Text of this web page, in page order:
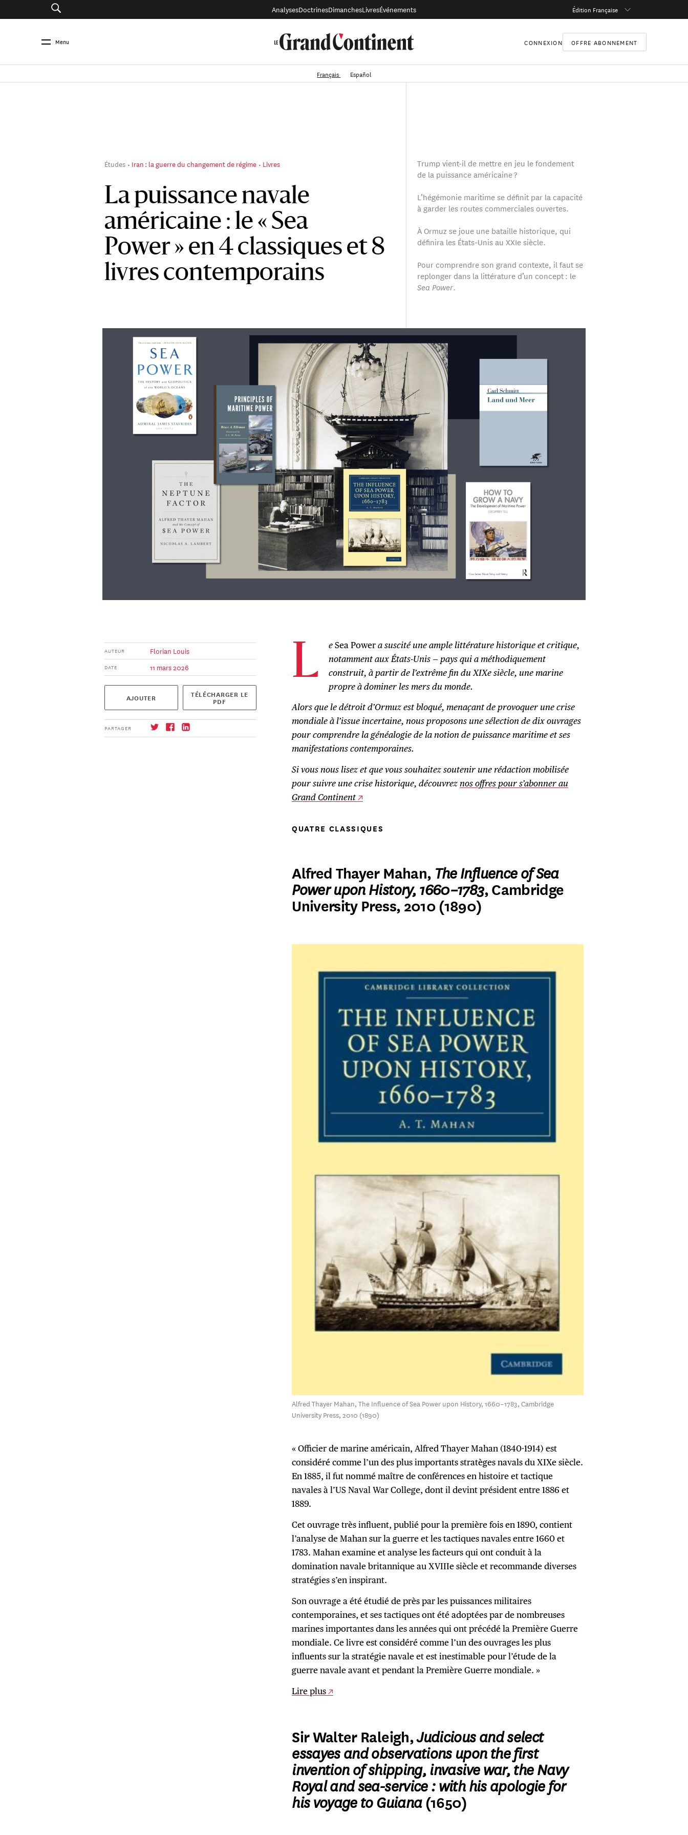
AnalysesDoctrinesDimanchesLivresÉvénements Édition Française
Menu CONNEXION OFFRE ABONNEMENT
Français Español
La puissance navale
américaine : le « Sea
Power » en 4 classiques et 8
livres contemporains
Études Iran : la guerre du changement de régime Livres
Trump vient-il de mettre en jeu le fondement
de la puissance américaine ?
L’hégémonie maritime se définit par la capacité
à garder les routes commerciales ouvertes.
À Ormuz se joue une bataille historique, qui
définira les États-Unis au XXIe siècle.
Pour comprendre son grand contexte, il faut se
replonger dans la littérature d’un concept : le
Sea Power.
AUTEUR Florian Louis
DATE 11 mars 2026
AJOUTER TÉLÉCHARGER LE
PDF
PARTAGER
L eSea Powera suscité une ample littérature historique et critique,
notamment aux États-Unis — pays qui a méthodiquement
construit, à partir de l’extrême fin du XIXe siècle, une marine
propre à dominer les mers du monde.
Alors que le détroit d’Ormuz est bloqué, menaçant de provoquer une crise
mondiale à l’issue incertaine, nous proposons une sélection de dix ouvrages
pour comprendre la généalogie de la notion de puissance maritime et ses
manifestations contemporaines.
Si vous nous lisez et que vous souhaitez soutenir une rédaction mobilisée
pour suivre une crise historique, découvrez nos offres pour s’abonner au
Grand Continent
QUATRE CLASSIQUES
Alfred Thayer Mahan, The Influence of Sea
Power upon History, 1660–1783, Cambridge
University Press, 2010 (1890)
Alfred Thayer Mahan, The Influence of Sea Power upon History, 1660–1783, Cambridge
University Press, 2010 (1890)
« Officier de marine américain, Alfred Thayer Mahan (1840-1914) est
considéré comme l’un des plus importants stratèges navals du XIXe siècle.
En 1885, il fut nommé maître de conférences en histoire et tactique
navales à l’US Naval War College, dont il devint président entre 1886 et
1889.
Cet ouvrage très influent, publié pour la première fois en 1890, contient
l’analyse de Mahan sur la guerre et les tactiques navales entre 1660 et
1783. Mahan examine et analyse les facteurs qui ont conduit à la
domination navale britannique au XVIIIe siècle et recommande diverses
stratégies s’en inspirant.
Son ouvrage a été étudié de près par les puissances militaires
contemporaines, et ses tactiques ont été adoptées par de nombreuses
marines importantes dans les années qui ont précédé la Première Guerre
mondiale. Ce livre est considéré comme l’un des ouvrages les plus
influents sur la stratégie navale et est inestimable pour l’étude de la
guerre navale avant et pendant la Première Guerre mondiale. »
Lire plus
Sir Walter Raleigh,Judicious and select
essayes and observations upon the first
invention of shipping, invasive war, the Navy
Royal and sea-service : with his apologie for
his voyage to Guiana(1650)